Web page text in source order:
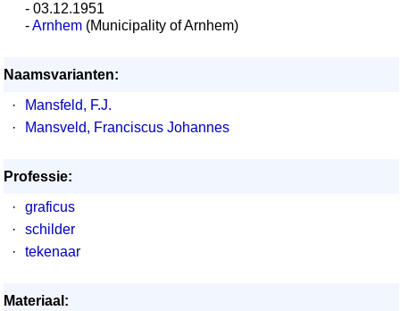
- 03.12.1951
-Arnhem (Municipality of Arnhem)
Naamsvarianten:
·
Mansfeld, F.J.
·
Mansveld, Franciscus Johannes
Professie:
·
graficus
·
schilder
·
tekenaar
Materiaal: